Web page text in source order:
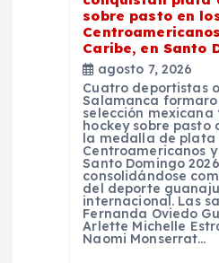
sobre pasto en
Caribe, en Santo
agosto 7, 2026
Cuatro deportistas
Salamanca
selección mexicana
hockey sobre pasto
la medalla de plata
Centroamericanos
Santo Domingo
consolidándose
del deporte
internacional. Las
Fernanda Oviedo
Arlette Michelle
Naomi Monserrat…